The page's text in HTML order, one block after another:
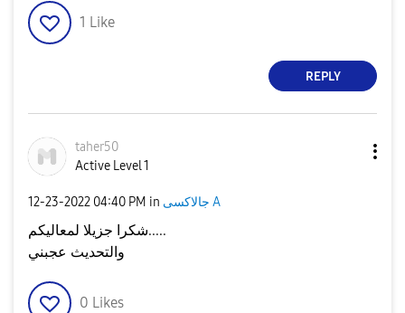
1 Like
REPLY
taher50
Active Level 1
‎12-23-2022 04:40 PM in جالاكسى A
شكرا جزيلا لمعاليكم.....
والتحديث عجبني
0 Likes